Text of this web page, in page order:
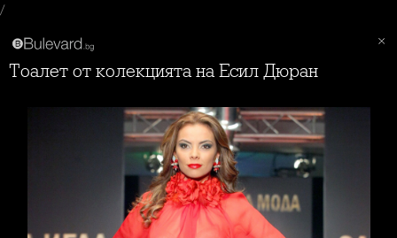
/
Тоалет от колекцията на Есил Дюран